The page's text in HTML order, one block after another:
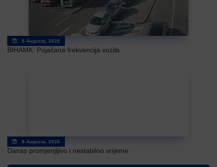
8 Augusta, 2026
BIHAMK: Pojačana frekvencija vozila
8 Augusta, 2026
Danas promjenjljivo i nestabilno vrijeme